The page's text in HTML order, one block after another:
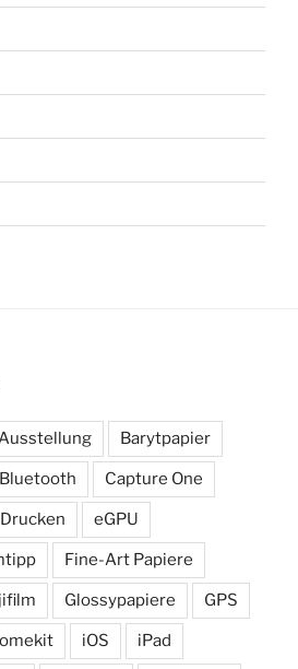
Barytpapier
Bluetooth Capture One
Drucken eGPU
Fine-Art Papiere
Glossypapiere GPS
iOS iPad